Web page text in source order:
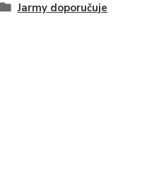
Jarmy doporučuje